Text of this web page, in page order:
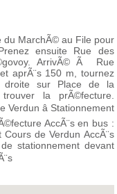
du MarchÃ© au File pour
ensuite Rue des
ArrivÃ© Ã Rue
aprÃ¨s 150 m, tournez
sur Place de la
la prÃ©fecture.
â Stationnement
AccÃ¨s en bus :
de Verdun AccÃ¨s
stationnement devant